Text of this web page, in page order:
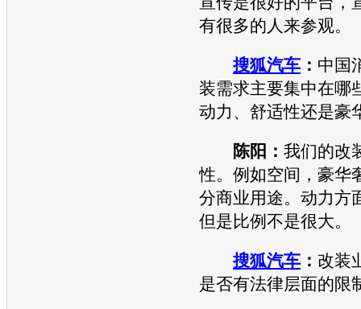
有很多的人来参观。
搜狐汽车 ： 中国
装需求主要集中在哪
动力、舒适性还是豪
陈阳： 我们的改
性。例如空间，豪华
分商业用途。动力方
但是比例不是很大。
搜狐汽车 ： 改装
是否有法律层面的限